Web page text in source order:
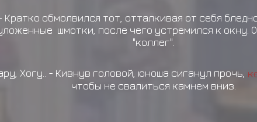
обмолвился тот, отталкивая от себя
шмотки, после чего устремился к окну.
"коллег".
Хогу.. - Кивнув головой, юноша сиганул прочь,
чтобы не свалиться камнем вниз.